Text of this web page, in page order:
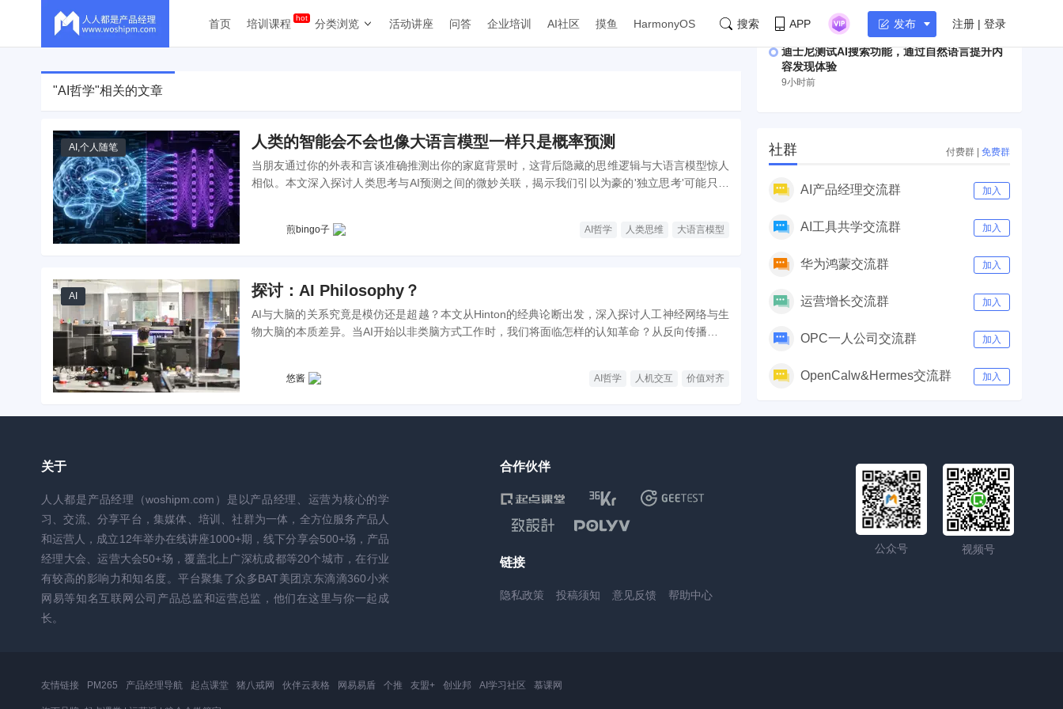
首页 培训课程 分类浏览 活动讲座 问答 企业培训 AI社区 摸鱼 HarmonyOS 搜索 APP 发布 注册 | 登录
"AI哲学"相关的文章
AI ,个人随笔 人类的智能会不会也像大语言模型一样只是概率预测
当朋友通过你的外表和言谈准确推测出你的家庭背景时，这背后隐藏的思维逻辑与大语言模型惊人
相似。本文深入探讨人类思考与AI预测之间的微妙关联，揭示我们引以为豪的'独立思考'可能只是
煎bingo子 AI哲学 人类思维 大语言模型
AI 探讨：AI Philosophy？
AI与大脑的关系究竟是模仿还是超越？本文从Hinton的经典论断出发，深入探讨人工神经网络与生
物大脑的本质差异。当AI开始以非类脑方式工作时，我们将面临怎样的认知革命？从反向传播机制
悠酱 AI哲学 人机交互 价值对齐
8小时前
迪士尼测试AI搜索功能，通过自然语言提升内
容发现体验
9小时前
社群 付费群 | 免费群
AI产品经理交流群 加入
AI工具共学交流群 加入
华为鸿蒙交流群 加入
运营增长交流群 加入
OPC一人公司交流群 加入
OpenCalw&Hermes交流群 加入
关于
人人都是产品经理（woshipm.com）是以产品经理、运营为核心的学
习、交流、分享平台，集媒体、培训、社群为一体，全方位服务产品人
和运营人，成立12年举办在线讲座1000+期，线下分享会500+场，产品
经理大会、运营大会50+场，覆盖北上广深杭成都等20个城市，在行业
有较高的影响力和知名度。平台聚集了众多BAT美团京东滴滴360小米
网易等知名互联网公司产品总监和运营总监，他们在这里与你一起成
长。
合作伙伴
链接
隐私政策 投稿须知 意见反馈 帮助中心
公众号 视频号
友情链接 PM265 产品经理导航 起点课堂 猪八戒网 伙伴云表格 网易易盾 个推 友盟+ 创业邦 AI学习社区 慕课网